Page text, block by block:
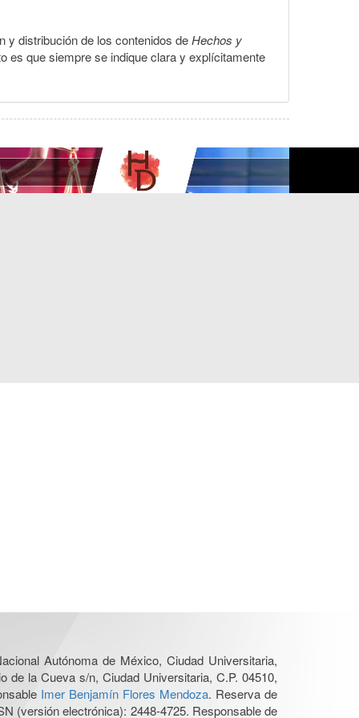
y distribución de los contenidos deHechos y
es que siempre se indique clara y explícitamente
Autónoma de México, Ciudad Universitaria,
de la Cueva s/n, Ciudad Universitaria, C.P. 04510,
Imer Benjamín Flores Mendoza. Reserva de
(versión electrónica): 2448-4725. Responsable de